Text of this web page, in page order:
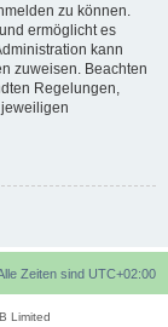
zu können.
ermöglicht es
kann
zuweisen. Beachten
Regelungen,
Zeiten sind UTC+02:00
Limited